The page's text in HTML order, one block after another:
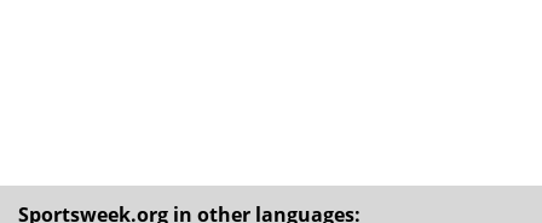
Sportsweek.org in other languages: